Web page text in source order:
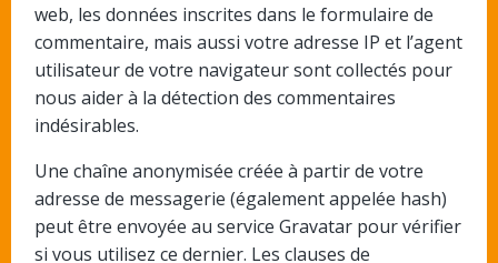
web, les données inscrites dans le formulaire de
commentaire, mais aussi votre adresse IP et l’agent
utilisateur de votre navigateur sont collectés pour
nous aider à la détection des commentaires
indésirables.
Une chaîne anonymisée créée à partir de votre
adresse de messagerie (également appelée hash)
peut être envoyée au service Gravatar pour vérifier
si vous utilisez ce dernier. Les clauses de